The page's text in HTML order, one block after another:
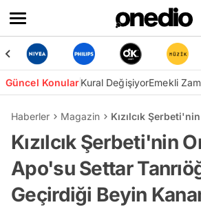
Güncel KonularKural DeğişiyorEmekli
Haberler Magazin Kızılcık
Kızılcık Şerbeti'nin
Apo'su Settar
Geçirdiği Beyin